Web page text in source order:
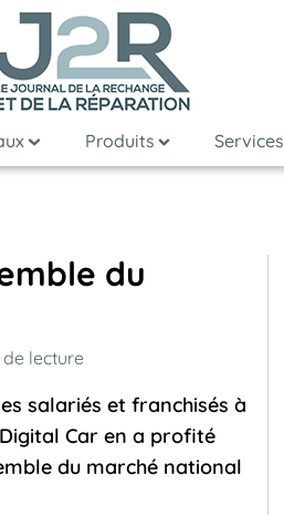
Produits Services
du
de lecture
salariés et franchisés à
Car en a profité
du marché national